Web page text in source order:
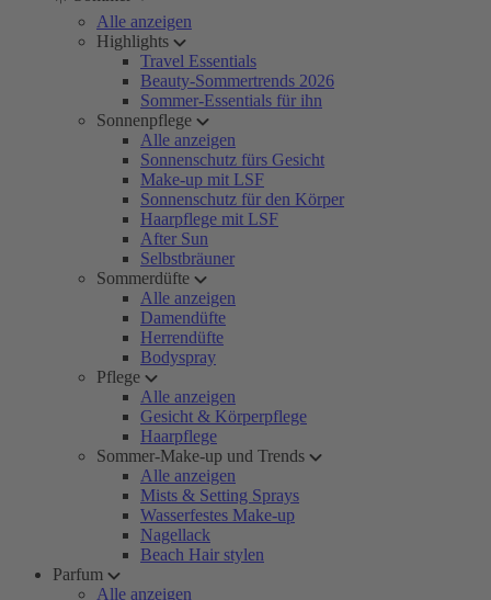
Alle anzeigen
Highlights
Travel Essentials
Beauty-Sommertrends 2026
Sommer-Essentials für ihn
Sonnenpflege
Alle anzeigen
Sonnenschutz fürs Gesicht
Make-up mit LSF
Sonnenschutz für den Körper
Haarpflege mit LSF
After Sun
Selbstbräuner
Sommerdüfte
Alle anzeigen
Damendüfte
Herrendüfte
Bodyspray
Pflege
Alle anzeigen
Gesicht & Körperpflege
Haarpflege
Sommer-Make-up und Trends
Alle anzeigen
Mists & Setting Sprays
Wasserfestes Make-up
Nagellack
Beach Hair stylen
Parfum
Alle anzeigen